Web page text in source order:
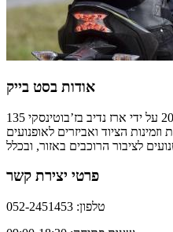
אודות בסט בייק
בסט בייק סנטר הוקמה בשנת 2007 על ידי ארז נדיב בז’בוטינסקי 135
הציוד ואביזרים לאופנועים
פרטי יצירת קשר
טלפון: 052-2451453